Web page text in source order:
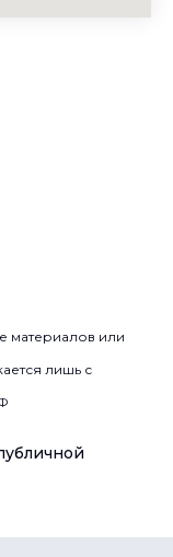
материалов или
лишь с